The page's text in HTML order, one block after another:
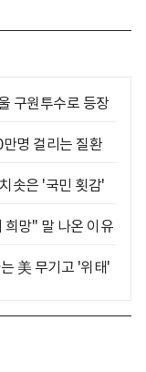
구원투수로 등장
명 걸리는 질환
솟은 '국민 횟감'
망" 말 나온 이유
美 무기고 '위태'